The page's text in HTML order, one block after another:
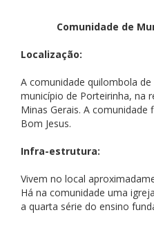
Comunidade de
Localização:
A comunidade quilombola
município de Porteirinha, na
Minas Gerais. A
Bom Jesus.
Infra-estrutura:
Vivem no local
Há na comunidade uma
a quarta série do ensino